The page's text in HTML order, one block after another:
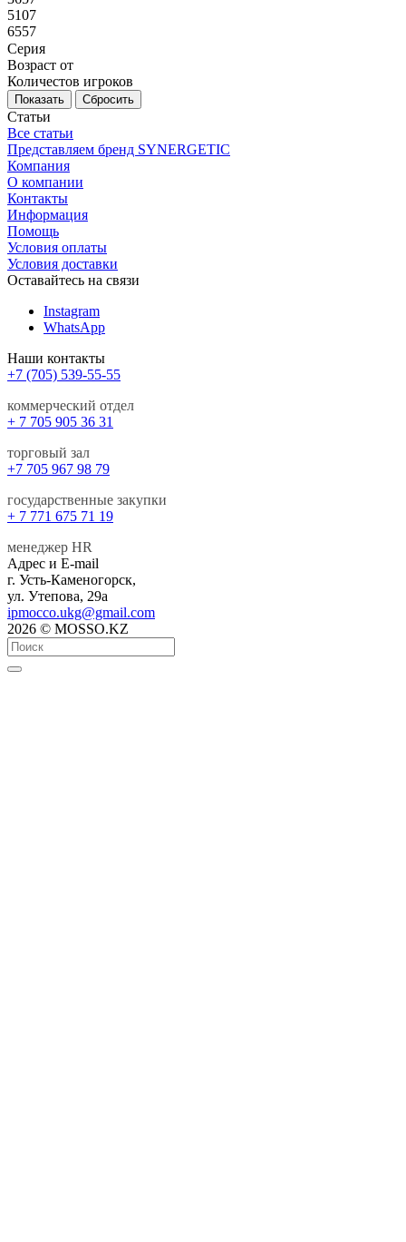
5107
6557
Серия
Возраст от
Количестов игроков
Сбросить
Статьи
Все статьи
Представляем бренд SYNERGETIC
Компания
О компании
Контакты
Информация
Помощь
Условия оплаты
Условия доставки
Оставайтесь на связи
Instagram
WhatsApp
Наши контакты
+7 (705) 539-55-55
коммерческий отдел
+ 7 705 905 36 31
торговый зал
+7 705 967 98 79
государственные закупки
+ 7 771 675 71 19
менеджер HR
Адрес и E-mail
г. Усть-Каменогорск,
ул. Утепова, 29а
ipmocco.ukg@gmail.com
2026 © MOSSO.KZ